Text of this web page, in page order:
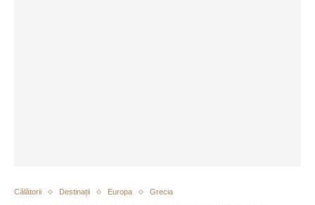
Călătorii Destinații Europa Grecia